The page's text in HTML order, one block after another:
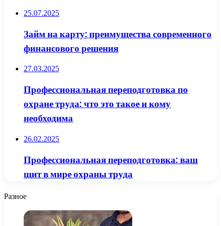
25.07.2025
Займ на карту: преимущества современного
финансового решения
27.03.2025
Профессиональная переподготовка по
охране труда: что это такое и кому
необходима
26.02.2025
Профессиональная переподготовка: ваш
щит в мире охраны труда
Разное